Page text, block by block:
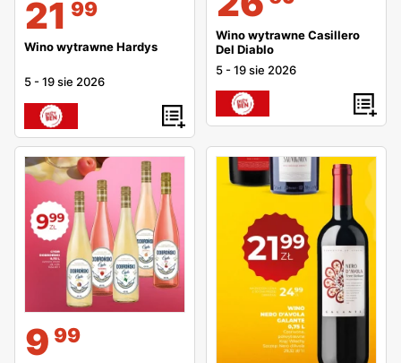
21 99
Wino wytrawne Hardys
5 -19 sie 2026
Wino wytrawne Casillero
Del Diablo
5 -19 sie 2026
9 99